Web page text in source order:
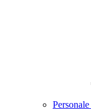
Personale